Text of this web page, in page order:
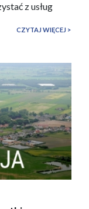
z usług
CZYTAJ WIĘCEJ